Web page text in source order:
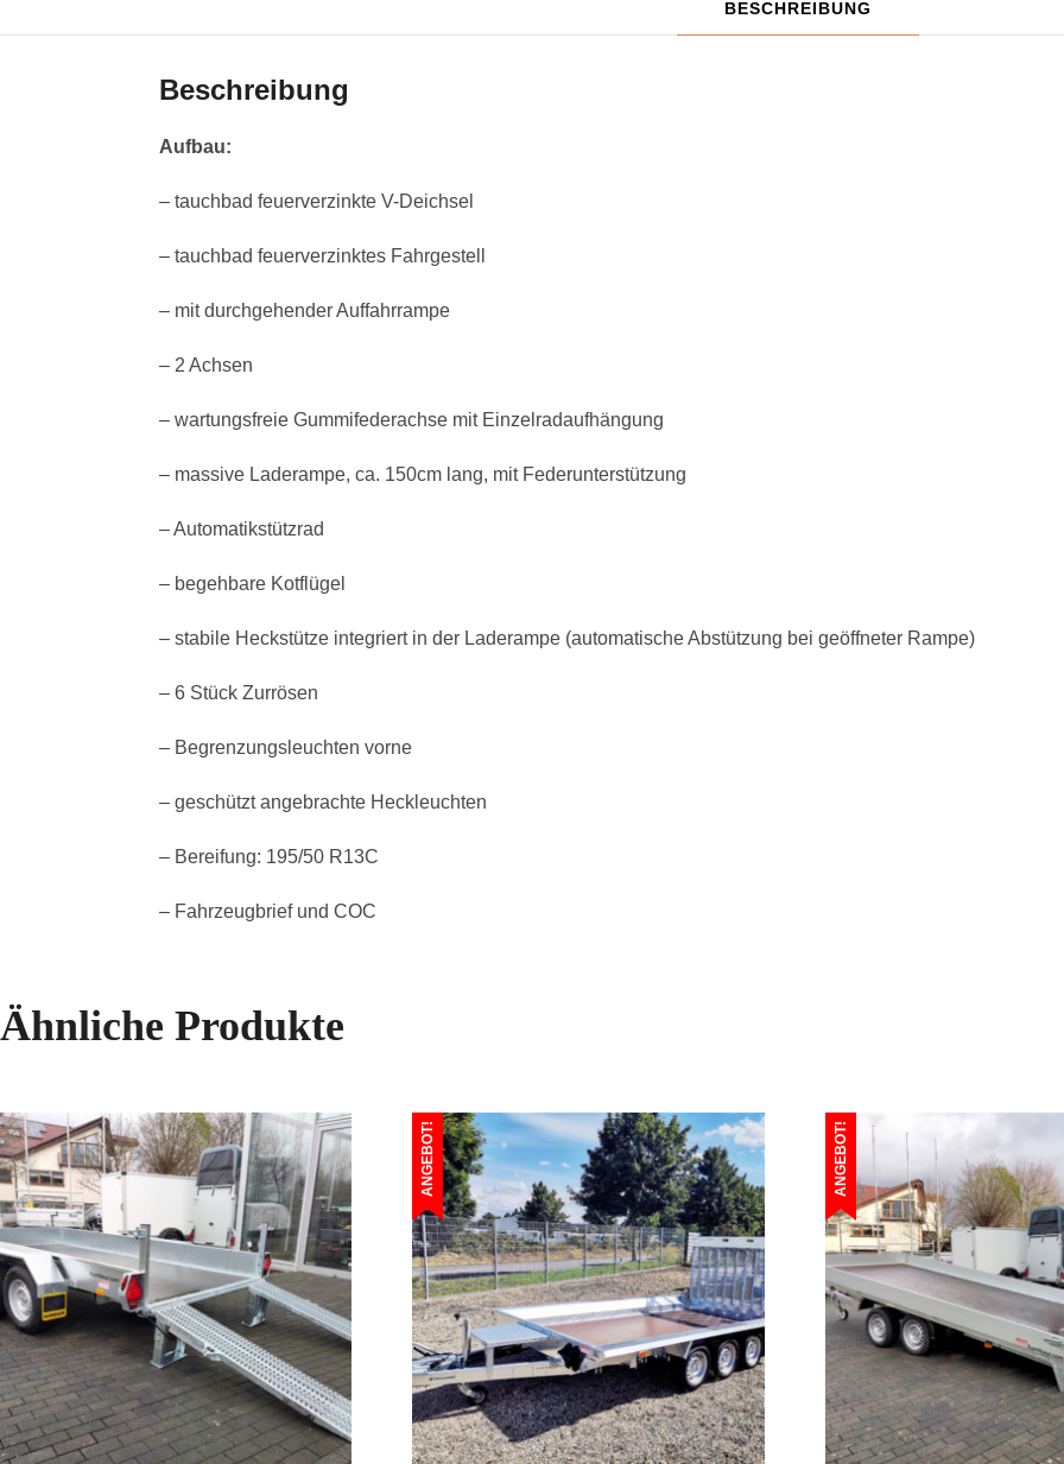
BESCHREIBUNG
Beschreibung
Aufbau:
– tauchbad feuerverzinkte V-Deichsel
– tauchbad feuerverzinktes Fahrgestell
– mit durchgehender Auffahrrampe
– 2 Achsen
– wartungsfreie Gummifederachse mit Einzelradaufhängung
– massive Laderampe, ca. 150cm lang, mit Federunterstützung
– Automatikstützrad
– begehbare Kotflügel
– stabile Heckstütze integriert in der Laderampe (automatische Abstützung bei geöffneter Rampe)
– 6 Stück Zurrösen
– Begrenzungsleuchten vorne
– geschützt angebrachte Heckleuchten
– Bereifung: 195/50 R13C
– Fahrzeugbrief und COC
Ähnliche Produkte
ANGEBOT! ANGEBOT!